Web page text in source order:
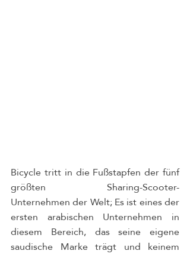
Bicycle tritt in die Fußstapfen der fünf
größten Sharing-Scooter-
Unternehmen der Welt; Es ist eines der
ersten arabischen Unternehmen in
diesem Bereich, das seine eigene
saudische Marke trägt und keinem